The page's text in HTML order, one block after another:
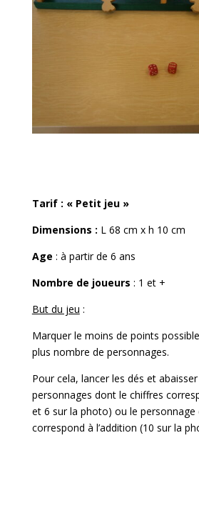
Tarif : « Petit jeu »
Dimensions : L 68 cm x h 10 cm
Age : à partir de 6 ans
Nombre de joueurs : 1 et +
But du jeu :
Marquer le moins de points
plus nombre de personnages.
Pour cela, lancer les dés et
personnages dont le chiffres
et 6 sur la photo) ou le personnage
correspond à l’addition (10 sur la